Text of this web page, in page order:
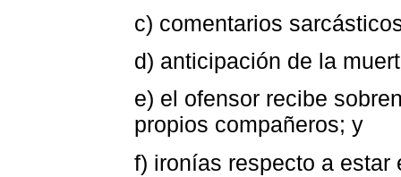
c) comentarios
d) anticipación de la
e) el ofensor recibe
propios compañeros; y
f) ironías respecto a estar